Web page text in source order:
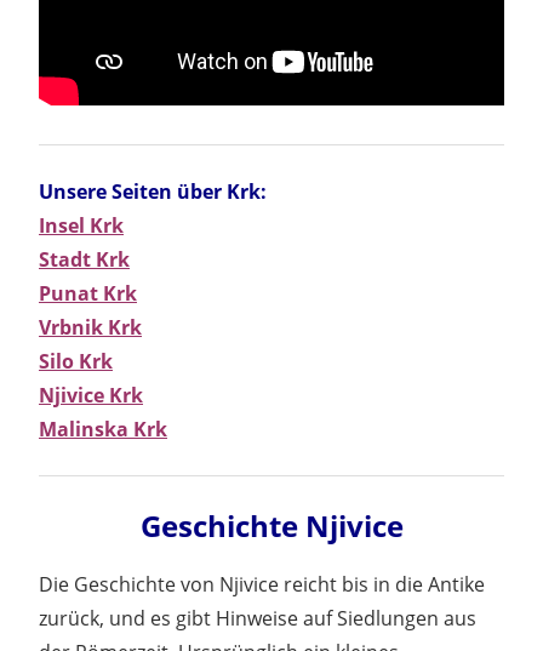
Unsere Seiten über Krk:
Insel Krk
Stadt Krk
Punat Krk
Vrbnik Krk
Silo Krk
Njivice Krk
Malinska Krk
Geschichte Njivice
Die Geschichte von Njivice reicht bis in die Antike
zurück, und es gibt Hinweise auf Siedlungen aus